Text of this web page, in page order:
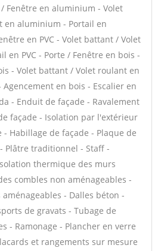
Fenêtre en aluminium - Volet
en aluminium - Portail en
en PVC - Volet battant / Volet
en PVC - Porte / Fenêtre en bois -
- Volet battant / Volet roulant en
en bois - Escalier en
- Enduit de façade - Ravalement
façade - Isolation par l'extérieur
- Habillage de façade - Plaque de
Plâtre traditionnel - Staff -
thermique des murs
combles non aménageables -
- Dalles béton -
de gravats - Tubage de
- Ramonage - Plancher en verre
et rangements sur mesure